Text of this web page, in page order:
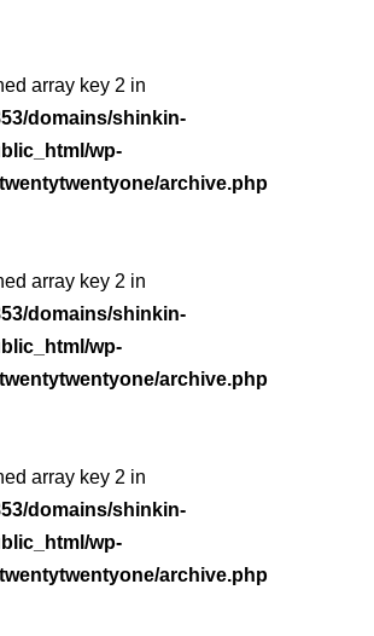
array key 2 in
domains/shinkin-
wp-
archive.php
array key 2 in
domains/shinkin-
wp-
archive.php
array key 2 in
domains/shinkin-
wp-
archive.php